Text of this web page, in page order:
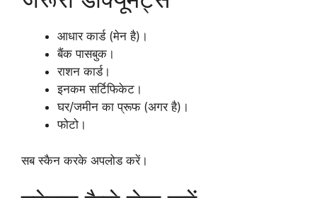
आधार कार्ड (मेन है)।
बैंक पासबुक।
राशन कार्ड।
इनकम सर्टिफिकेट।
घर/जमीन का प्रूफ (अगर है)।
फोटो।
सब स्कैन करके अपलोड करें।